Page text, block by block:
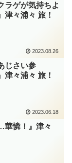
ラゲが気持ちよ
津々浦々 旅！
2023.08.26
じさい参
津々浦々 旅！
2023.06.18
華憐！』津々